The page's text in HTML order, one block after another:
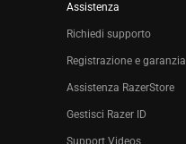
Assistenza
Richiedi supporto
Registrazione e garanzia
Assistenza RazerStore
Gestisci Razer ID
Support Videos